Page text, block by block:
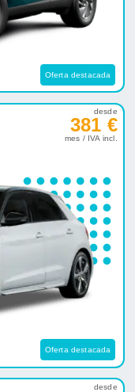
Oferta destacada
desde
381 €
mes / IVA incl.
Oferta destacada
desde